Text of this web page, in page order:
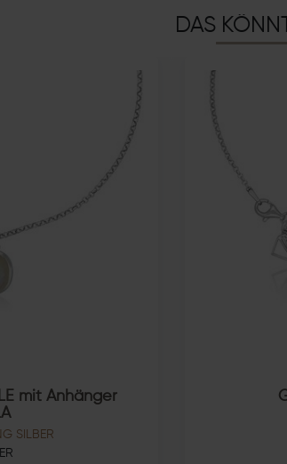
DAS
mit Anhänger
SILBER